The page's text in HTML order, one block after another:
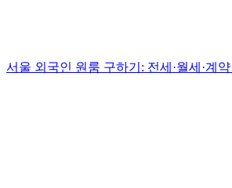
서울 외국인 원룸 구하기: 전세·월세·계